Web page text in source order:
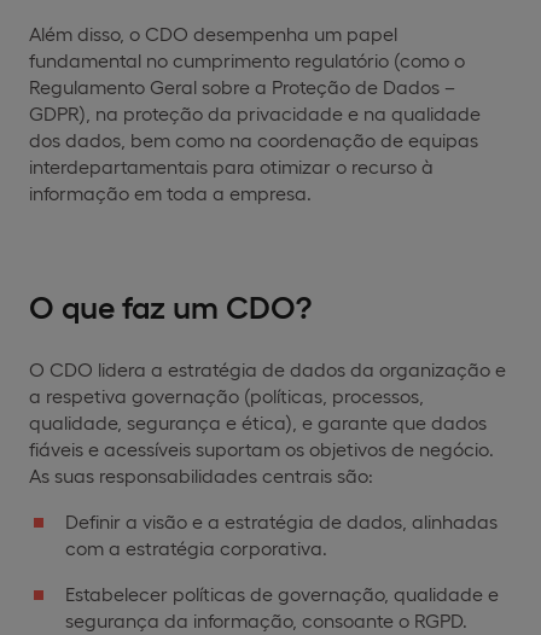
Além disso, o CDO desempenha um papel
fundamental no cumprimento regulatório (como o
Regulamento Geral sobre a Proteção de Dados –
GDPR), na proteção da privacidade e na qualidade
dos dados, bem como na coordenação de equipas
interdepartamentais para otimizar o recurso à
informação em toda a empresa.
O que faz um CDO?
O CDO lidera a estratégia de dados da organização e
a respetiva governação (políticas, processos,
qualidade, segurança e ética), e garante que dados
fiáveis e acessíveis suportam os objetivos de negócio.
As suas responsabilidades centrais são:
Definir a visão e a estratégia de dados, alinhadas
com a estratégia corporativa.
Estabelecer políticas de governação, qualidade e
segurança da informação, consoante o RGPD.